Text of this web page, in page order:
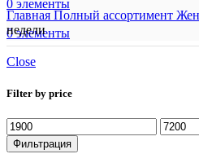
0 элементы
0элементы
Главная Полный ассортимент
недели
Close
Filter by price
Минимальная
цена
цена
Фильтрация